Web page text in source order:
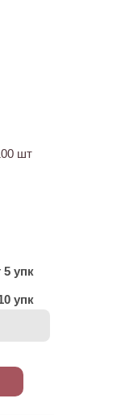
шт
5 упк
упк